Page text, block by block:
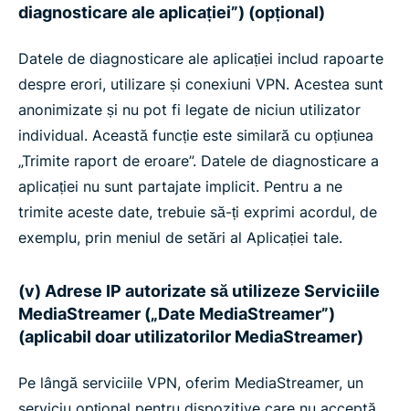
diagnosticare ale aplicației”) (opțional)
Datele de diagnosticare ale aplicației includ rapoarte
despre erori, utilizare și conexiuni VPN. Acestea sunt
anonimizate și nu pot fi legate de niciun utilizator
individual. Această funcție este similară cu opțiunea
„Trimite raport de eroare”. Datele de diagnosticare a
aplicației nu sunt partajate implicit. Pentru a ne
trimite aceste date, trebuie să-ți exprimi acordul, de
exemplu, prin meniul de setări al Aplicației tale.
(v) Adrese IP autorizate să utilizeze Serviciile
MediaStreamer („Date MediaStreamer”)
(aplicabil doar utilizatorilor MediaStreamer)
Pe lângă serviciile VPN, oferim MediaStreamer, un